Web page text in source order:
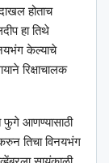
होताच
हा तिथे
केल्याचे
रिक्षाचालक
फुगे आणण्यासाठी
तिचा विनयभंग